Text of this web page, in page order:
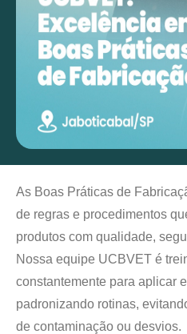
As Boas Práticas de
de regras e procedimentos
produtos com qualidade,
Nossa equipe UCBVET é
constantemente para aplicar
padronizando rotinas,
de contaminação ou desvios.